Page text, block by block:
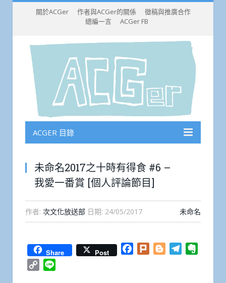
關於ACGer 作者與ACGer的關係
徵稿與推廣合作
總編一言
ACGer FB
ACGER 目錄
未命名2017之十時有得食 #6 –
我愛一番賞 [個人評論節目]
作者: 次文化放送部 日期: 24/05/2017 未命名
Share Post Facebook
Plurk BloggerTelegram
Copy